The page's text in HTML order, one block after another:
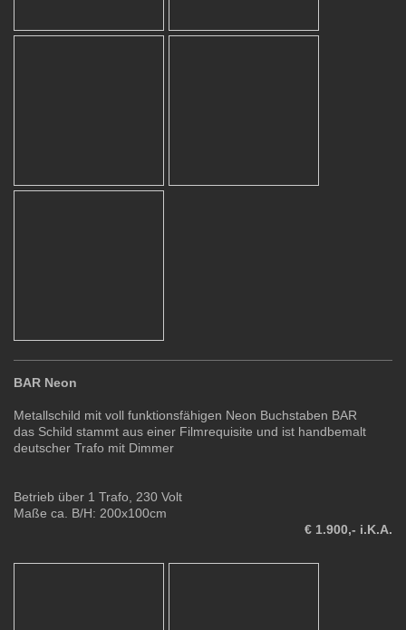
BAR Neon
Metallschild mit voll funktionsfähigen Neon Buchstaben BAR
das Schild stammt aus einer Filmrequisite und ist handbemalt
deutscher Trafo mit Dimmer
Betrieb über 1 Trafo, 230 Volt
Maße ca. B/H: 200x100cm
€ 1.900,- i.K.A.